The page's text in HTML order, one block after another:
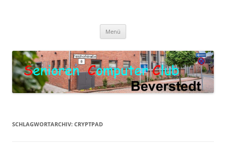
Beverstedt
Menü
SCHLAGWORTARCHIV: CRYPTPAD